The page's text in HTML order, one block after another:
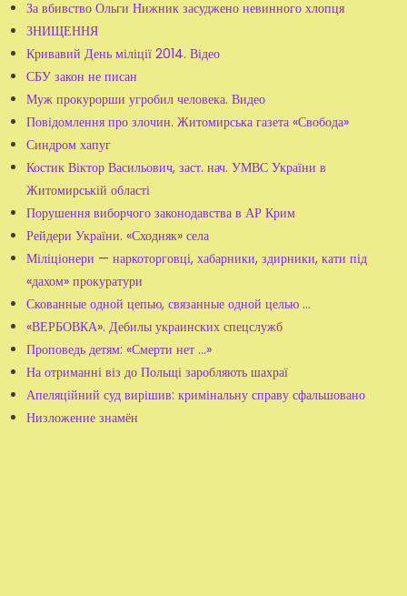
За вбивство Ольги Нижник засуджено невинного хлопця
ЗНИЩЕННЯ
Кривавий День міліції 2014. Відео
СБУ закон не писан
Муж прокурорши угробил человека. Видео
Повідомлення про злочин. Житомирська газета «Свобода»
Синдром хапуг
Костик Віктор Васильович, заст. нач. УМВС України в
Житомирській області
Порушення виборчого законодавства в АР Крим
Рейдери України. «Сходняк» села
Міліціонери — наркоторговці, хабарники, здирники, кати під
«дахом» прокуратури
Скованные одной цепью, связанные одной целью …
«ВЕРБОВКА». Дебилы украинских спецслужб
Проповедь детям: «Смерти нет ...»
На отриманні віз до Польщі заробляють шахраї
Апеляційний суд вирішив: кримінальну справу сфальшовано
Низложение знамён